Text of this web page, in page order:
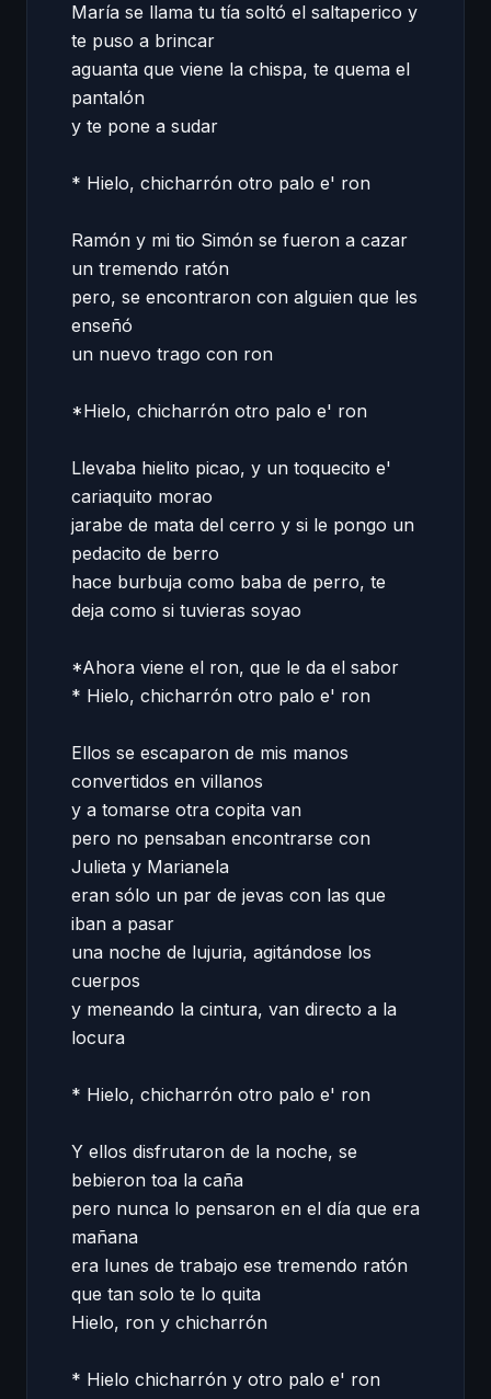
María se llama tu tía soltó el saltaperico y
te puso a brincar
aguanta que viene la chispa, te quema el
pantalón
y te pone a sudar
* Hielo, chicharrón otro palo e' ron
Ramón y mi tio Simón se fueron a cazar
un tremendo ratón
pero, se encontraron con alguien que les
enseñó
un nuevo trago con ron
*Hielo, chicharrón otro palo e' ron
Llevaba hielito picao, y un toquecito e'
cariaquito morao
jarabe de mata del cerro y si le pongo un
pedacito de berro
hace burbuja como baba de perro, te
deja como si tuvieras soyao
*Ahora viene el ron, que le da el sabor
* Hielo, chicharrón otro palo e' ron
Ellos se escaparon de mis manos
convertidos en villanos
y a tomarse otra copita van
pero no pensaban encontrarse con
Julieta y Marianela
eran sólo un par de jevas con las que
iban a pasar
una noche de lujuria, agitándose los
cuerpos
y meneando la cintura, van directo a la
locura
* Hielo, chicharrón otro palo e' ron
Y ellos disfrutaron de la noche, se
bebieron toa la caña
pero nunca lo pensaron en el día que era
mañana
era lunes de trabajo ese tremendo ratón
que tan solo te lo quita
Hielo, ron y chicharrón
* Hielo chicharrón y otro palo e' ron